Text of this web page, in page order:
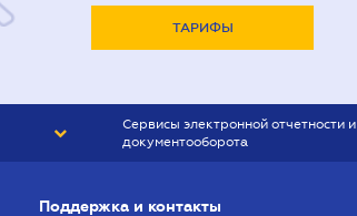
ТАРИФЫ
Сервисы электронной отчетности и
документооборота
Поддержка и контакты